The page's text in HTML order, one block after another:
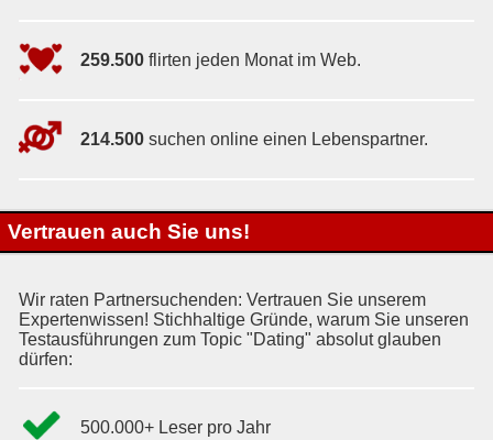
259.500 flirten jeden Monat im Web.
214.500 suchen online einen Lebenspartner.
Vertrauen auch Sie uns!
Wir raten Partnersuchenden: Vertrauen Sie unserem
Expertenwissen! Stichhaltige Gründe, warum Sie unseren
Testausführungen zum Topic "Dating" absolut glauben
dürfen:
500.000+ Leser pro Jahr